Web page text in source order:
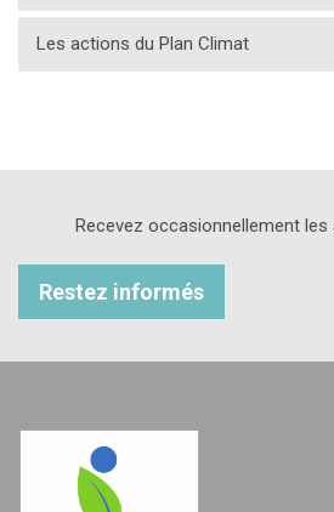
Les actions du Plan Climat
Recevez occasionnellement
Restez informés